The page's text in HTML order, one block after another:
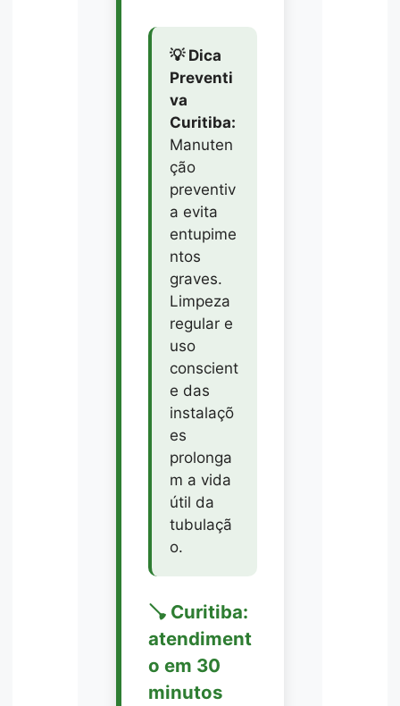
💡 Dica
Preventi
va
Curitiba:
Manuten
ção
preventiv
a evita
entupime
ntos
graves.
Limpeza
regular e
uso
conscient
e das
instalaçõ
es
prolonga
m a vida
útil da
tubulaçã
o.
🪠 Curitiba:
atendiment
o em 30
minutos